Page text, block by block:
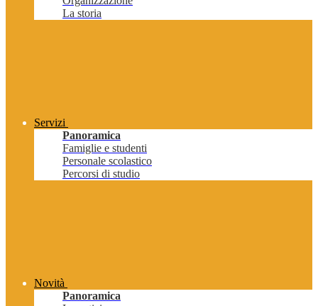
La storia
Servizi
Panoramica
Famiglie e studenti
Personale scolastico
Percorsi di studio
Novità
Panoramica